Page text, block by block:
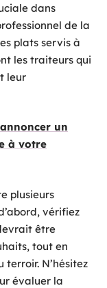
dans
de la
plats servis à
les traiteurs qui
leur
un
à votre
plusieurs
vérifiez
être
tout en
N’hésitez
évaluer la